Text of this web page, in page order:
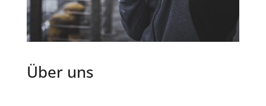
Über uns